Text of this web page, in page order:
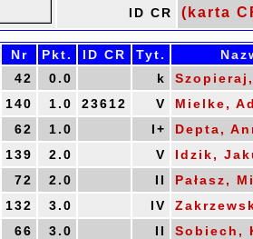
ID CR (karta
Nr Pkt. ID CR Tyt.
42 0.0 k
140 1.0 23612 V
Mielke,
62 1.0 I+
Depta,
139 2.0 V
Idzik,
72 2.0 II
Pałasz,
132 3.0 IV
66 3.0 II
Sobiech,